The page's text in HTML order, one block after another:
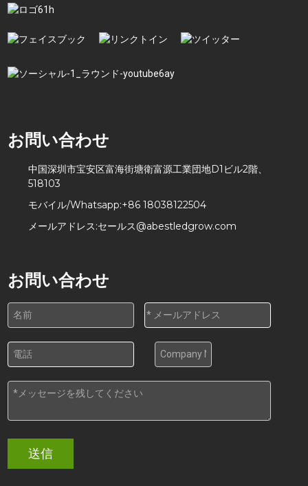
お問い合わせ
中国深圳市宝安区富海街塘衛富源工業団地D1ビル2階、
518103
モバイル/Whatsapp:+86 18038122504
メールアドレス:セールス@abestledgrow.com
お問い合わせ
送信